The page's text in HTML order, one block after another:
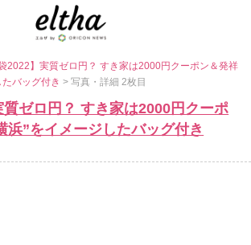
袋2022】実質ゼロ円？ すき家は2000円クーポン＆発祥
たバッグ付き> 写真・詳細 2枚目
質ゼロ円？ すき家は2000円クーポ
浜”をイメージしたバッグ付き